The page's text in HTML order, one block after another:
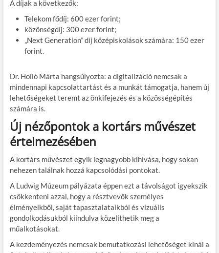
A díjak a következők:
Telekom fődíj: 600 ezer forint;
közönségdíj: 300 ezer forint;
„Next Generation” díj középiskolások számára: 150 ezer
forint.
Dr. Holló Márta hangsúlyozta: a digitalizáció nemcsak a
mindennapi kapcsolattartást és a munkát támogatja, hanem új
lehetőségeket teremt az önkifejezés és a közösségépítés
számára is.
Új nézőpontok a kortárs művészet
értelmezésében
A kortárs művészet egyik legnagyobb kihívása, hogy sokan
nehezen találnak hozzá kapcsolódási pontokat.
A Ludwig Múzeum pályázata éppen ezt a távolságot igyekszik
csökkenteni azzal, hogy a résztvevők személyes
élményeikből, saját tapasztalataikból és vizuális
gondolkodásukból kiindulva közelíthetik meg a
műalkotásokat.
A kezdeményezés nemcsak bemutatkozási lehetőséget kínál a